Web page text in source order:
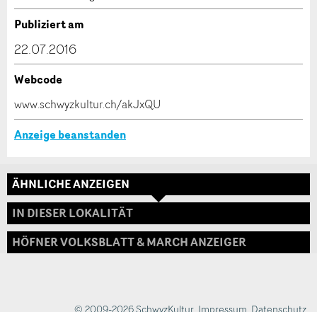
* Eingabe erforderlich
* Eingabe erforderlich
Verfassen Sie eine Nachricht für die Kontaktpersonen
Adresse
Publiziert am
22.07.2016
Webcode
www.schwyzkultur.ch/akJxQU
Anzeige beanstanden
ÄHNLICHE ANZEIGEN
IN DIESER LOKALITÄT
HÖFNER VOLKSBLATT & MARCH ANZEIGER
© 2009-2026 SchwyzKultur Impressum Datenschutz